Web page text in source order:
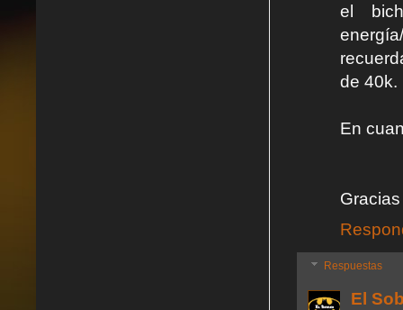
el
de 40k.
En
Respuestas
El